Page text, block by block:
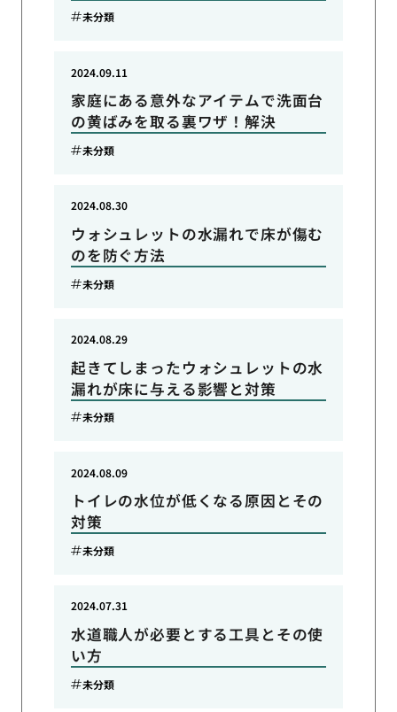
未分類
家庭にある意外なアイテムで洗面台
の黄ばみを取る裏ワザ！解決
2024.09.11
未分類
ウォシュレットの水漏れで床が傷む
のを防ぐ方法
2024.08.30
未分類
起きてしまったウォシュレットの水
漏れが床に与える影響と対策
2024.08.29
未分類
トイレの水位が低くなる原因とその
対策
2024.08.09
未分類
水道職人が必要とする工具とその使
い方
2024.07.31
未分類